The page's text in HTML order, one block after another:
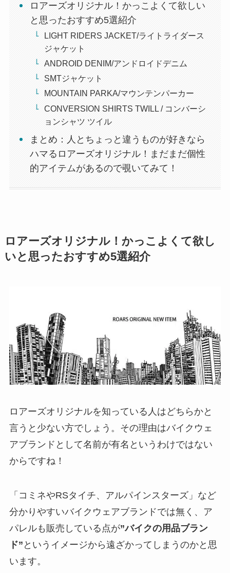
ロアーズオリジナル！かっこよくて欲しい
と思ったおすすめ5選紹介
LIGHT RIDERS JACKET/ライトライダース
ジャケット
ANDROID DENIM/アンドロイドデニム
SMTジャケット
MOUNTAIN PARKA/マウンテンパーカー
CONVERSION SHIRTS TWILL / コンバーシ
ョンシャツ ツイル
まとめ：人とちょっと違うものが好きなら
ハマるロアーズオリジナル！まだまだ個性
的アイテムがあるので覗いてみて！
ロアーズオリジナル！かっこよくて欲し
いと思ったおすすめ5選紹介
ロアーズオリジナルを知っている人はどちらかと
言うと少ない方でしょう。その理由はバイクウェ
アブランドとして名前が有名というわけではない
からですね！
「コミネやRSタイチ、アルパインスターズ」など
分かりやすいバイクウェアブランドでは無く、ア
パレルも販売している点が”バイクの用品ブラン
ド” というイメージから遠ざかってしまうのかと思
います。